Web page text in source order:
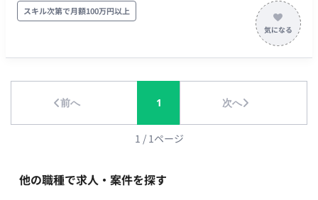
です。 ■業務内容・担当工程 【イベント施策に関わるデザイン
制作】 ・ロゴデザイン、アイコン制作など各種クリエイティブ
制作 ・UIパーツやビジュアル素材の作成 担当工程：実装・テス
ト 【クオリティコントロール（アートディレクション業務）】
【進行管理・折衝業務】 ・セクションメンバーのスケジュール
管理 ・外部協力会社との折衝、スケジュール調整 ・社内外との
調整業務 担当工程：要件定義・保守運用 ■チーム体制 ・アート
環境 プログラミング言語 ・該当なし インフラ ・該当なし ■働
き方 ・稼働量：週5日 ・リモート稼働：一部リモート（週3日出
スキル次第で月額100万円以上
前へ 1 次へ
1 / 1ページ
他の職種で求人・案件を探す